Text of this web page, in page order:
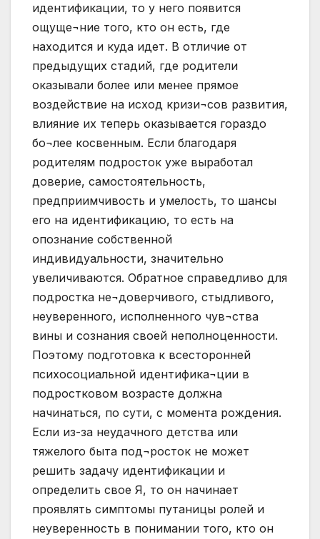
идентификации, то у него появится
ощуще¬ние того, кто он есть, где
находится и куда идет. В отличие от
предыдущих стадий, где родители
оказывали более или менее прямое
воздействие на исход кризи¬сов развития,
влияние их теперь оказывается гораздо
бо¬лее косвенным. Если благодаря
родителям подросток уже выработал
доверие, самостоятельность,
предприимчивость и умелость, то шансы
его на идентификацию, то есть на
опознание собственной
индивидуальности, значительно
увеличиваются. Обратное справедливо для
подростка не¬доверчивого, стыдливого,
неуверенного, исполненного чув¬ства
вины и сознания своей неполноценности.
Поэтому подготовка к всесторонней
психосоциальной идентифика¬ции в
подростковом возрасте должна
начинаться, по сути, с момента рождения.
Если из-за неудачного детства или
тяжелого быта под¬росток не может
решить задачу идентификации и
определить свое Я, то он начинает
проявлять симптомы путаницы ролей и
неуверенность в понимании того, кто он